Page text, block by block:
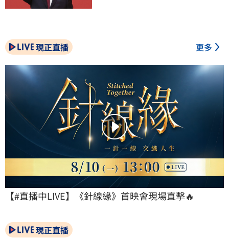
現正直播 更多
【#直播中LIVE】《針線緣》首映會現場直擊🔥
現正直播